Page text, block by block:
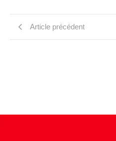
Article précédent